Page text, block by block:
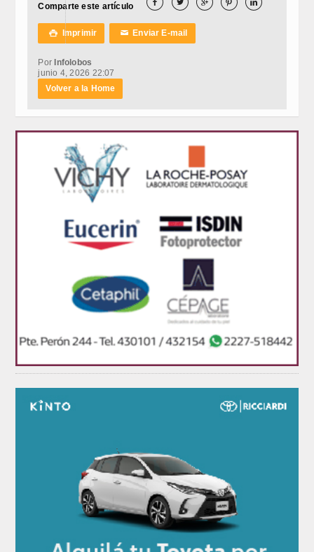
Comparte este artículo     
 Imprimir ✉Enviar E-mail
PorInfolobos
junio 4, 2026 22:07
Volver a la Home